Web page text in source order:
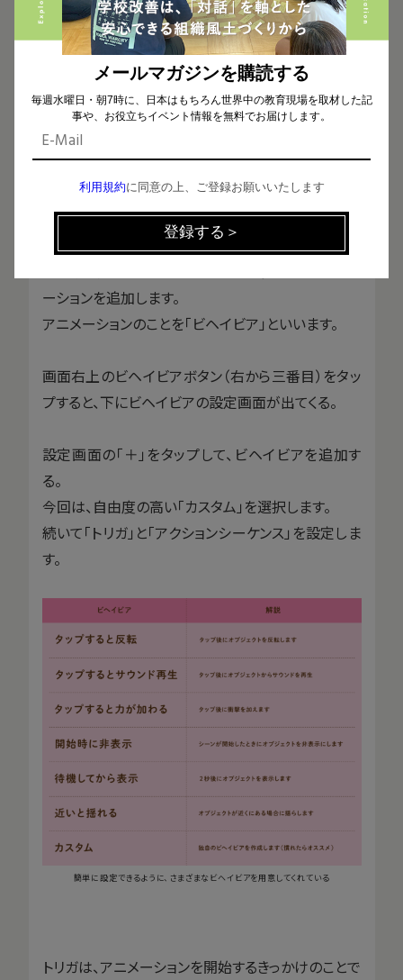
全てを選択してグループ化する
2 タップするとジャンプするアニメーションを追加
する
ーションを追加します。
アニメーションのことを「ビヘイビア」といいます。
画面右上のビヘイビアボタン（右から三番目）をタッ
プすると、下にビヘイビアの設定画面が出てくる。
設定画面の「＋」をタップして、ビヘイビアを追加す
る。
今回は、自由度の高い「カスタム」を選択します。
続いて「トリガ」と「アクションシーケンス」を設定しま
す。
簡単に設定できるように、さまざまなビヘイビアを用意してくれている
トリガは、アニメーションを開始するきっかけのことで
メールマガジンを購読する
毎週水曜日・朝7時に、日本はもちろん世界中の教育現場を取材した記
事や、お役立ちイベント情報を無料でお届けします。
利用規約に同意の上、ご登録お願いいたします